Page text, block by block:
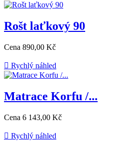
Rošt laťkový 90
Cena 890,00 Kč
 Rychlý náhled
Matrace Korfu /...
Cena 6 143,00 Kč
 Rychlý náhled